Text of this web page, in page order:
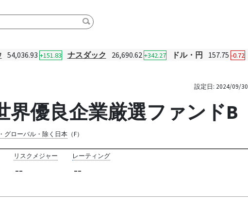
54,036.93 +151.83 ナスダック 26,690.62 +342.27 ドル・円 157.75 -0.72
設定日: 2024/09/30
界優良企業厳選ファンドB
グローバル・除く日本（F）
リスクメジャー
--
レーティング
--